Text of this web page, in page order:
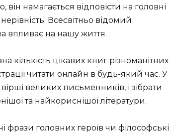
намагається відповісти на головні
Всесвітньо відомий
впливає на нашу життя.
кількість цікавих книг різноманітних
читати онлайн в будь-який час. У
великих письменників, і зібрати
та найкориснішої літератури.
фрази головних героїв чи філософські